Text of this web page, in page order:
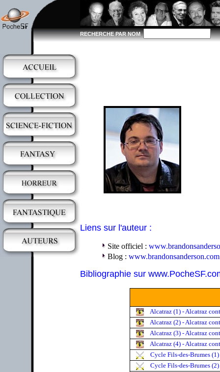
RECHERCHE PAR NOM
Liens sur l'auteur :
Site officiel :
Blog : www.brandonsanderson.com
Bibliographie sur
Alcatraz (1) - Alcatraz
Alcatraz (2) - Alcatraz
Alcatraz (3) - Alcatraz
Alcatraz (4) - Alcatraz
Cycle Fils-des-Brumes
Cycle Fils-des-Brumes